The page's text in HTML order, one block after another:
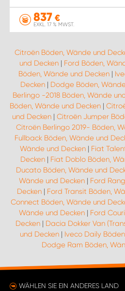
837 €
EXKL. 17 % MWST.
Citroën Böden, Wände und
und Decken| Ford Böden,
Böden, Wände und Decken|
Decken| Dodge Böden,
Berlingo -2018 Böden, Wände
Böden, Wände und Decken |
und Decken| Citroën Jumper
Citroën Berlingo 2019- Böden,
Fullback Böden, Wände und
Wände und Decken| Fiat
Decken| Fiat Doblo Böden,
Ducato Böden, Wände und
Wände und Decken| Ford
Decken| Ford Transit Böden,
Connect Böden, Wände und
Wände und Decken | Ford
Decken| Dacia Dokker Van
und Decken| Iveco Daily
Dodge Ram Böden,
WÄHLEN SIE EIN ANDERES LAND